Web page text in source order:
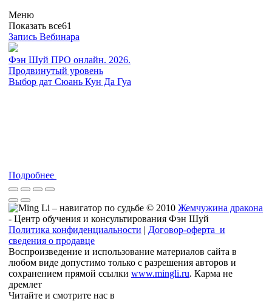
Меню
Показать все61
Запись Вебинара
Фэн Шуй ПРО онлайн. 2026.
Продвинутый уровень
Выбор дат Сюань Кун Да Гуа
Подробнее
© 2010 Жемчужина дракона
- Центр обучения и консультирования Фэн Шуй
Политика конфиденциальности | Договор-оферта и
сведения о продавце
Воспроизведение и использование материалов сайта в
любом виде допустимо только с разрешения авторов и
сохранением прямой ссылки www.mingli.ru. Карма не
дремлет
Читайте и смотрите нас в